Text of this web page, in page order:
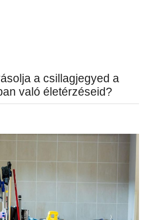
a csillagjegyed a
való életérzéseid?